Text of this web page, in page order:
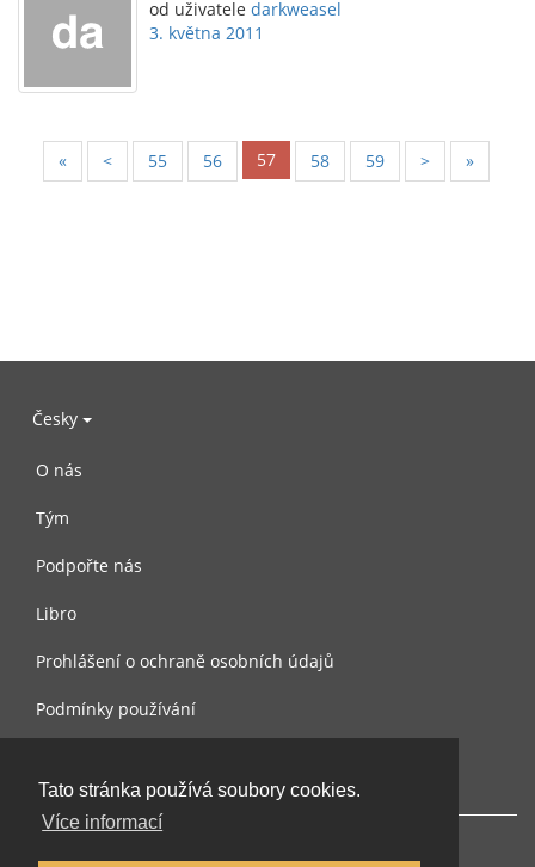
Tato stránka používá soubory cookies.
Více informací
od uživatele darkweasel
3. května 2011
« < 55 56 57 58 59 > »
Česky
O nás
Tým
Podpořte nás
Libro
Prohlášení o ochraně osobních údajů
Podmínky používání